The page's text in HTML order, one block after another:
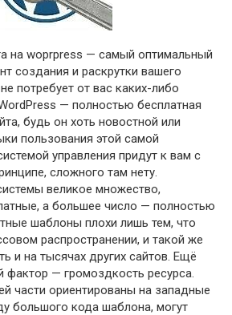
на woprpress — самый оптимальный
создания и раскрутки вашего
потребует от вас каких-либо
— полностью бесплатная
будь он хоть новостной или
пользования этой самой
управления придут к вам с
сложного там нету.
великое множество,
а большее число — полностью
шаблоны плохи лишь тем, что
распространении, и такой же
и на тысячах других сайтов. Ещё
фактор — громоздкость ресурса.
части ориентированы на западные
большого кода шаблона, могут